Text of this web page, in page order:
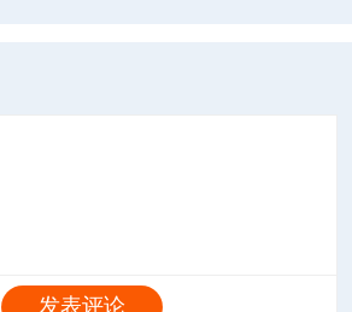
发表评论